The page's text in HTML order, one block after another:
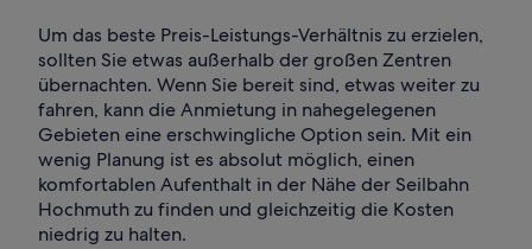
Um das beste Preis-Leistungs-Verhältnis zu erzielen,
sollten Sie etwas außerhalb der großen Zentren
übernachten. Wenn Sie bereit sind, etwas weiter zu
fahren, kann die Anmietung in nahegelegenen
Gebieten eine erschwingliche Option sein. Mit ein
wenig Planung ist es absolut möglich, einen
komfortablen Aufenthalt in der Nähe der Seilbahn
Hochmuth zu finden und gleichzeitig die Kosten
niedrig zu halten.